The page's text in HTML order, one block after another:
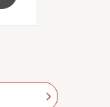
arrow_forward_ios